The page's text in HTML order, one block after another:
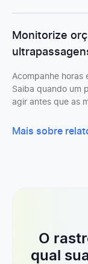
Monitorize
Acompanhe horas
Saiba quando um
agir antes que as
Mais sobre
O
qual